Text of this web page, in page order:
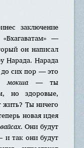
заключение
—
он написал
Нарада. Нарада
до сих пор — это
мокша— ты
но здоровые,
Ты ничего
новая идея
. Они будут
и так они будут